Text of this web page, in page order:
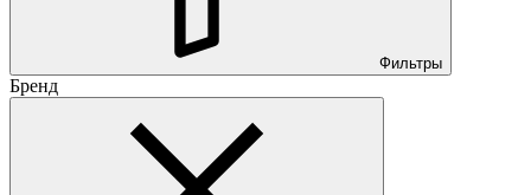
Фильтры
Бренд